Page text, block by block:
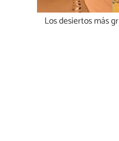
Los desiertos más